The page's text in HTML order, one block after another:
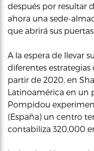
después por resultar
ahora una sede-
que abrirá sus
A la espera de llevar
diferentes estrategias
partir de 2020, en
Latinoamérica en un
Pompidou
(España) un centro
contabiliza 320,000